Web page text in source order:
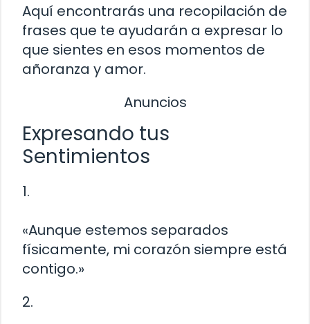
Aquí encontrarás una recopilación de
frases que te ayudarán a expresar lo
que sientes en esos momentos de
añoranza y amor.
Anuncios
Expresando tus
Sentimientos
1.
«Aunque estemos separados
físicamente, mi corazón siempre está
contigo.»
2.